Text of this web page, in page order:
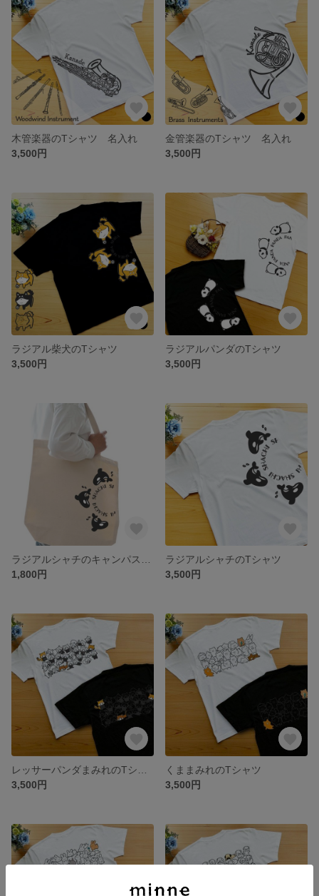
木管楽器のTシャツ 名入れ
3,500円
金管楽器のTシャツ 名入れ
3,500円
ラジアル柴犬のTシャツ
3,500円
ラジアルパンダのTシャツ
3,500円
1,800円
ラジアルシャチのTシャツ
3,500円
3,500円
くままみれのTシャツ
3,500円